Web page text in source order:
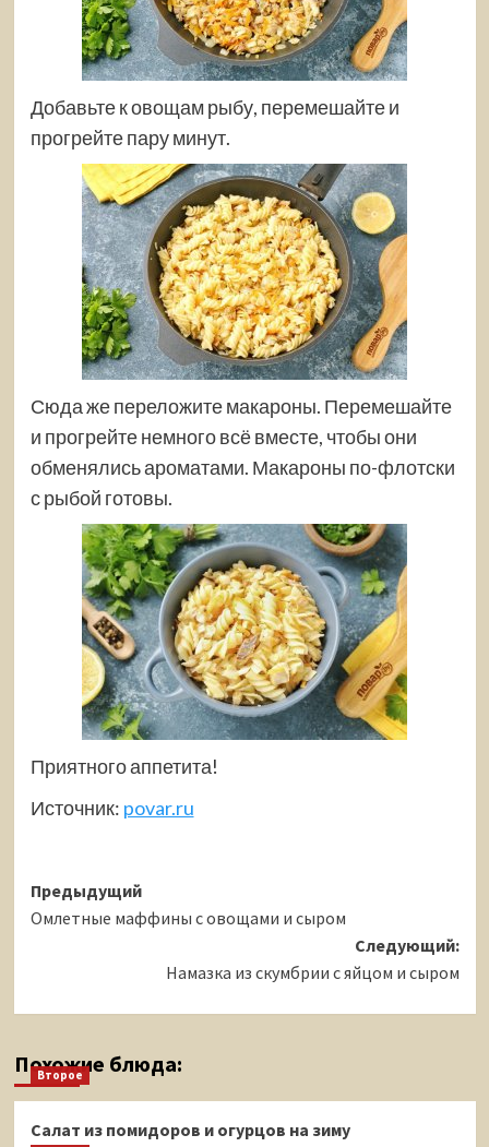
Добавьте к овощам рыбу, перемешайте и
прогрейте пару минут.
Сюда же переложите макароны. Перемешайте
и прогрейте немного всё вместе, чтобы они
обменялись ароматами. Макароны по-флотски
с рыбой готовы.
Приятного аппетита!
Источник: povar.ru
Навигация
записи
Предыдущий
Омлетные маффины с овощами и сыром
Следующий:
Намазка из скумбрии с яйцом и сыром
Похожие блюда:
Второе
Салат из помидоров и огурцов на зиму